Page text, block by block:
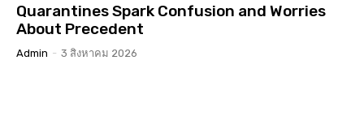
Quarantines Spark Confusion and Worries
About Precedent
Admin - 3 สิงหาคม 2026